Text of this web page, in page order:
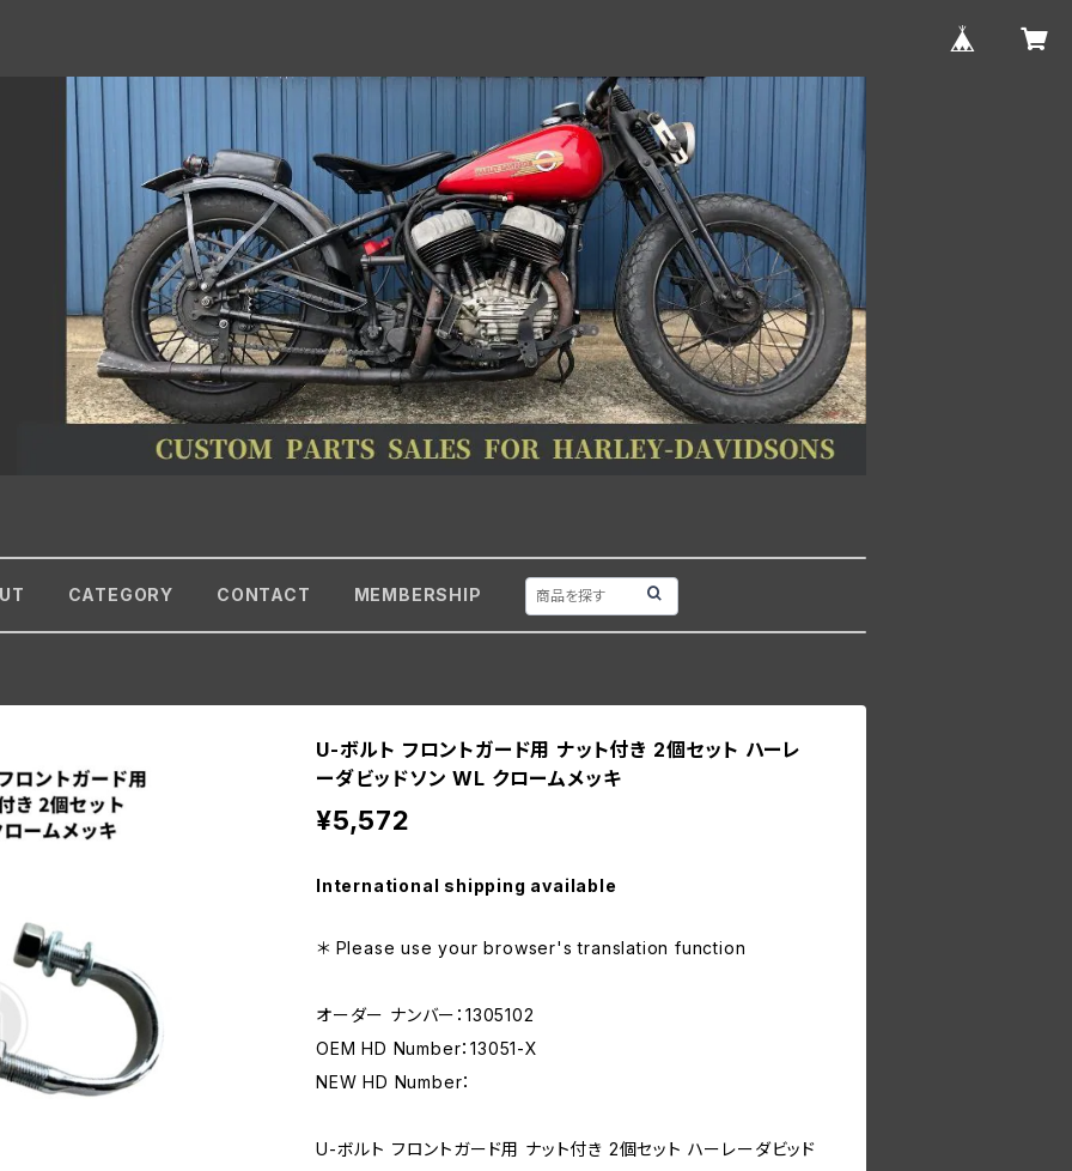
CATEGORY CONTACT MEMBERSHIP
U-ボルト フロントガード用 ナット付き 2個セット ハーレ
ーダビッドソン WL クロームメッキ
¥5,572
International shipping available
＊ Please use your browser's translation function
オーダー ナンバー：1305102
OEM HD Number：13051-X
NEW HD Number：
U-ボルト フロントガード用 ナット付き 2個セット ハーレーダビッド